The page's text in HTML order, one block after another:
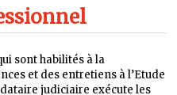
sont habilités à la
et des entretiens à l’Etude
judiciaire exécute les